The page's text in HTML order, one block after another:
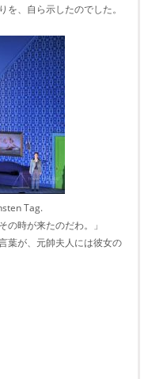
、自ら示したのでした。
Tag.
時が来たのだわ。」
葉が、元帥夫人には彼女の